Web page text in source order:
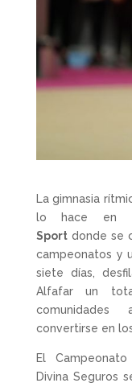
La gimnasia
lo hace en
Sportdonde se
campeonatos y
siete días,
Alfafar un
convertirse en
El
Divina Seguros